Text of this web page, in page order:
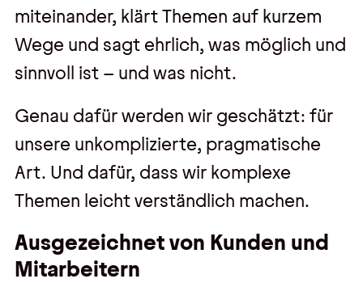
miteinander, klärt Themen auf kurzem
Wege und sagt ehrlich, was möglich und
sinnvoll ist – und was nicht.
Genau dafür werden wir geschätzt: für
unsere unkomplizierte, pragmatische
Art. Und dafür, dass wir komplexe
Themen leicht verständlich machen.
Ausgezeichnet von Kunden und
Mitarbeitern